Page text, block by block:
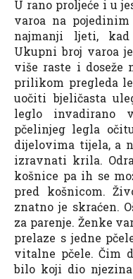
U rano proljeće i u
varoa na
najmanji ljeti,
Ukupni broj varoa
više raste i doseže
prilikom pregleda
uočiti bjeličasta
leglo invadirano
pčelinjeg legla
dijelovima tijela, a
izravnati krila.
košnice pa ih se
pred košnicom.
znatno je skraćen.
za parenje. Ženke
prelaze s jedne
vitalne pčele. Čim
bilo koji dio